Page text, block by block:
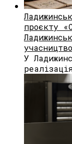
проєкту
У